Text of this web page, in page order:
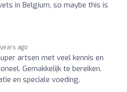
in Belgium, so maybe this is
ago
artsen met veel kennis en
Gemakkelijk te bereiken.
en speciale voeding.